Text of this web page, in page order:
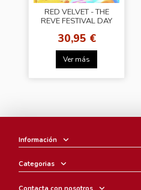
RED VELVET - THE
REVE FESTIVAL DAY
30,95 €
Ver más
Información
Categorias